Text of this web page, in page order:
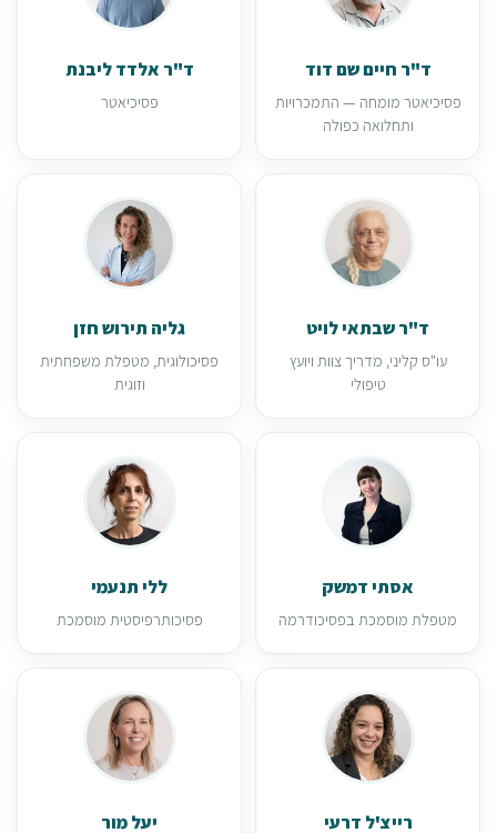
ד"ר חיים שם דוד
פסיכיאטר מומחה — התמכרויות
ותחלואה כפולה
ד"ר אלדד ליבנת
פסיכיאטר
ד"ר שבתאי לויט
עו"ס קליני, מדריך צוות ויועץ
טיפולי
גליה תירוש חזן
פסיכולוגית, מטפלת משפחתית
וזוגית
אסתי דמשק
מטפלת מוסמכת בפסיכודרמה
ללי תנעמי
פסיכותרפיסטית מוסמכת
רייצ'ל דרעי יעל מור